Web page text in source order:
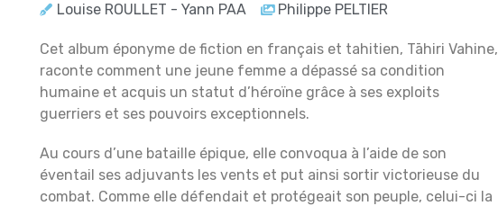
Louise ROULLET - Yann PAA Philippe PELTIER
Cet album éponyme de fiction en français et tahitien, Tāhiri Vahine,
raconte comment une jeune femme a dépassé sa condition
humaine et acquis un statut d’héroïne grâce à ses exploits
guerriers et ses pouvoirs exceptionnels.
Au cours d’une bataille épique, elle convoqua à l’aide de son
éventail ses adjuvants les vents et put ainsi sortir victorieuse du
combat. Comme elle défendait et protégeait son peuple, celui-ci la